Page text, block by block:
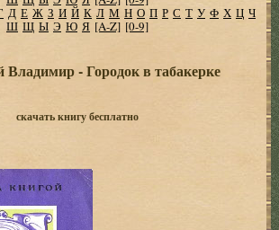
Д Е Ж З И Й К Л М Н О П Р С Т У Ф Х Ц Ч
Ш Щ Ы Э Ю Я [A-Z] [0-9]
Владимир - Городок в табакерке
скачать книгу бесплатно